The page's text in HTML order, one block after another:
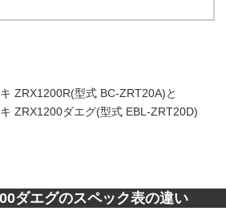
ZRX1200R(型式 BC-ZRT20A)と
ZRX1200ダエグ(型式 EBL-ZRT20D)
ダエグのスペック表の違い